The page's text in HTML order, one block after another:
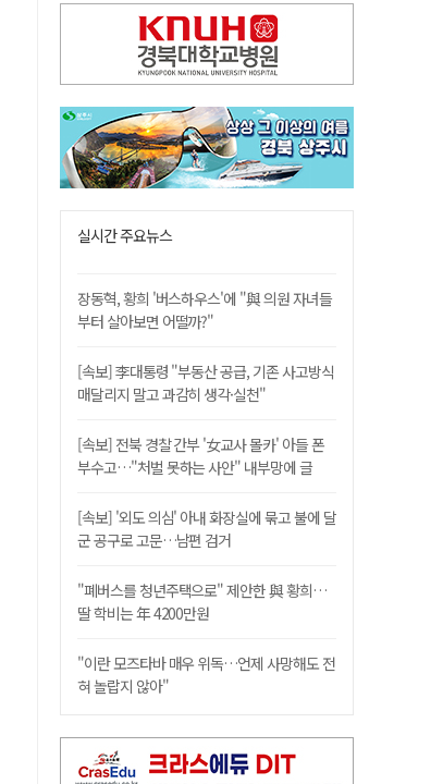
실시간 주요뉴스
장동혁, 황희 '버스하우스'에 "與 의원 자녀들
부터 살아보면 어떨까?"
[속보] 李대통령 "부동산 공급, 기존 사고방식
매달리지 말고 과감히 생각·실천"
[속보] 전북 경찰 간부 '女교사 몰카' 아들 폰
부수고…"처벌 못하는 사안" 내부망에 글
[속보] '외도 의심' 아내 화장실에 묶고 불에 달
군 공구로 고문…남편 검거
"폐버스를 청년주택으로" 제안한 與 황희…
딸 학비는 年 4200만원
"이란 모즈타바 매우 위독…언제 사망해도 전
혀 놀랍지 않아"